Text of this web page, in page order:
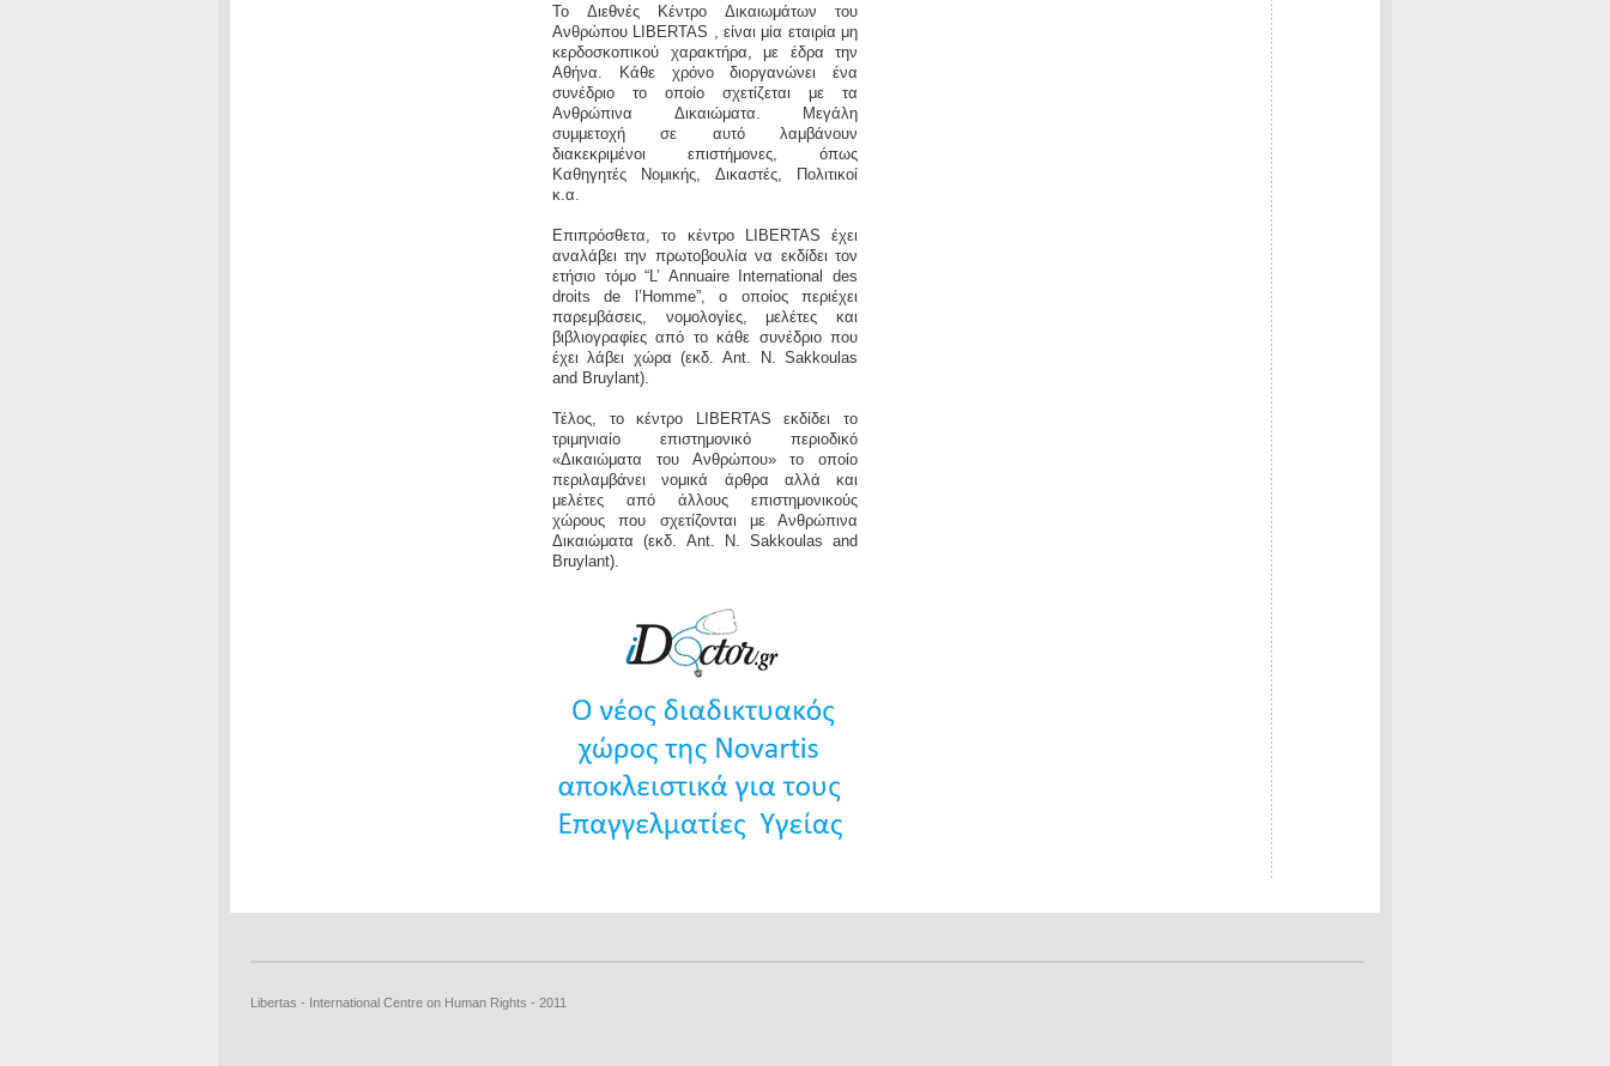
Το Διεθνές Κέντρο Δικαιωμάτων του
Ανθρώπου LIBERTAS , είναι μία εταιρία μη
κερδοσκοπικού χαρακτήρα, με έδρα την
Αθήνα. Κάθε χρόνο διοργανώνει ένα
συνέδριο το οποίο σχετίζεται με τα
Ανθρώπινα Δικαιώματα. Μεγάλη
συμμετοχή σε αυτό λαμβάνουν
διακεκριμένοι επιστήμονες, όπως
Καθηγητές Νομικής, Δικαστές, Πολιτικοί
κ.α.
Επιπρόσθετα, το κέντρο LIBERTAS έχει
αναλάβει την πρωτοβουλία να εκδίδει τον
ετήσιο τόμο “L’ Annuaire International des
droits de l’Homme”, ο οποίος περιέχει
παρεμβάσεις, νομολογίες, μελέτες και
βιβλιογραφίες από το κάθε συνέδριο που
έχει λάβει χώρα (εκδ. Ant. N. Sakkoulas
and Bruylant).
Τέλος, το κέντρο LIBERTAS εκδίδει το
τριμηνιαίο επιστημονικό περιοδικό
«Δικαιώματα του Ανθρώπου» το οποίο
περιλαμβάνει νομικά άρθρα αλλά και
μελέτες από άλλους επιστημονικούς
χώρους που σχετίζονται με Ανθρώπινα
Δικαιώματα (εκδ. Ant. N. Sakkoulas and
Bruylant).
Libertas - International Centre on Human Rights - 2011